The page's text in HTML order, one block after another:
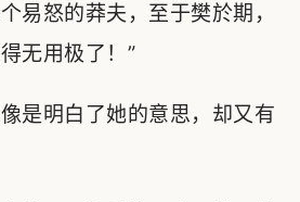
易怒的莽夫，至于樊於期，
无用极了！”
是明白了她的意思，却又有